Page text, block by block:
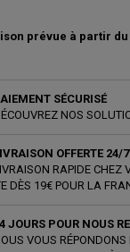
prévue à partir du
SÉCURISÉ
NOS
OFFERTE 24/
RAPIDE CHEZ
DÈS 19€ POUR LA
JOURS POUR NOUS
VOUS